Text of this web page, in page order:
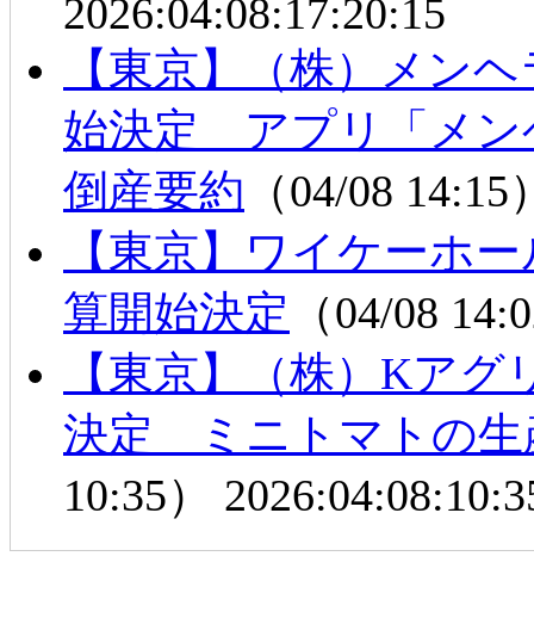
2026:04:08:17:20:15
【東京】（株）メン
始決定 アプリ「メ
倒産要約 （04/08
【東京】ワイケーホ
算開始決定 （04/08
【東京】（株）Kア
決定 ミニトマトの
10:35）